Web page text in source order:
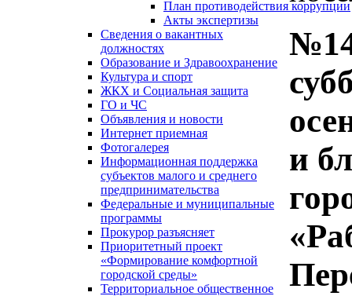
План противодействия коррупции
Акты экспертизы
Сведения о вакантных
должностях
Образование и Здравоохранение
Культура и спорт
ЖКХ и Социальная защита
ГО и ЧС
Объявления и новости
Интернет приемная
Фотогалерея
Информационная поддержка
субъектов малого и среднего
предпринимательства
Федеральные и муниципальные
программы
Прокурор разъясняет
Приоритетный проект
«Формирование комфортной
городской среды»
Территориальное общественное
и